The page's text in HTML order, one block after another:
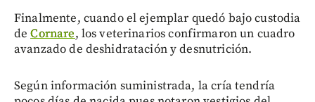
Finalmente, cuando el ejemplar quedó bajo custodia
deCornare, los veterinarios confirmaron un cuadro
avanzado de deshidratación y desnutrición.
Según información suministrada, la cría tendría